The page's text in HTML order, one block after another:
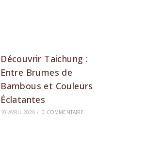
Découvrir Taichung :
Entre Brumes de
Bambous et Couleurs
Éclatantes
10 AVRIL 2026 / 0 COMMENTAIRE